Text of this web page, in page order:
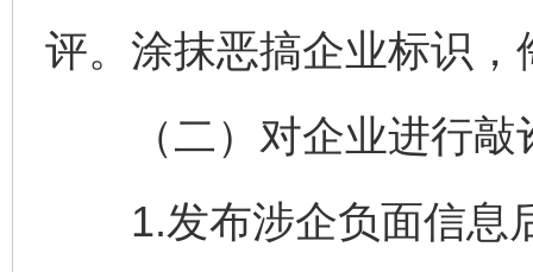
评。涂抹恶搞企业标识
（二）对企业进行敲
1.发布涉企负面信息后